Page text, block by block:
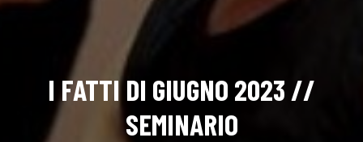
I FATTI DI GIUGNO 2023 //
SEMINARIO